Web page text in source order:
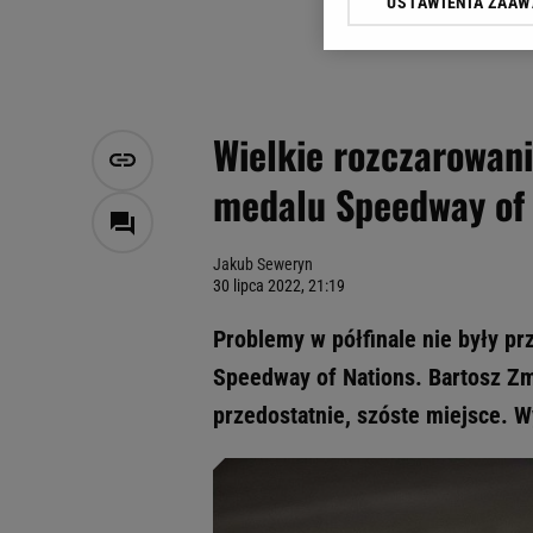
Wielkie
medalu Speedway
Jakub Seweryn
30 lipca 2022, 21:19
Problemy w półfinale nie były
Speedway of Nations. Bartosz
przedostatnie, szóste miejsce.
Klikając „Akceptuję”
Zaufanych Partnerów i
My, nasi Zaufani
Użycie dokładnych
Przechowywanie